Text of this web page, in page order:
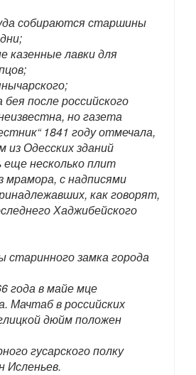
собираются старшины
казенные лавки для
после российского
но газета
1841 году отмечала,
из Одесских зданий
еще несколько плит
мрамора, с надписями
как говорят,
Хаджибейского
старинного замка города
года в майе мце
Мачтаб в российских
дюйм положен
гусарского полку
Исленьев.